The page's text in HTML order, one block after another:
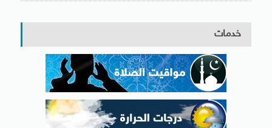
خدمات